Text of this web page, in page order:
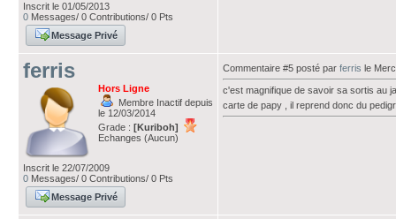
Inscrit le 01/05/2013
0 Messages/ 0 Contributions/ 0 Pts
Message Privé
ferris
Hors Ligne
Membre Inactif depuis
le 12/03/2014
Grade : [Kuriboh]
Echanges (Aucun)
Inscrit le 22/07/2009
0 Messages/ 0 Contributions/ 0 Pts
Message Privé
Commentaire #5 posté par ferris le
c'est magnifique de savoir sa sortis au
carte de papy , il reprend donc du